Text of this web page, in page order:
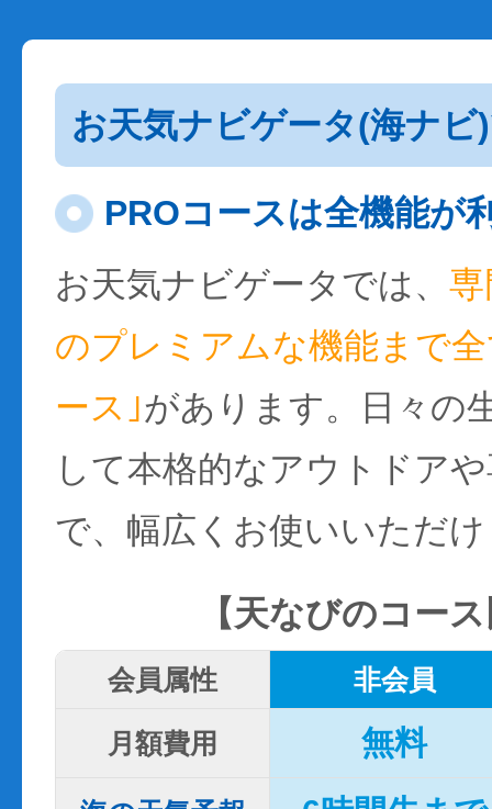
お天気ナビゲータ(海ナビ
PROコースは全機能が
お天気ナビゲータでは、
のプレミアムな機能まで
ース｣があります。日々の
して本格的なアウトドア
で、幅広くお使いいただ
【天なびのコー
会員属性 非会員
月額費用 無料